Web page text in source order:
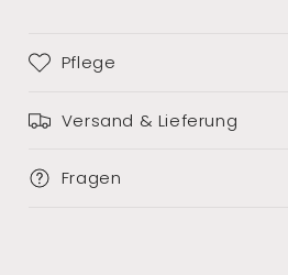
Pflege
Versand & Lieferung
Fragen